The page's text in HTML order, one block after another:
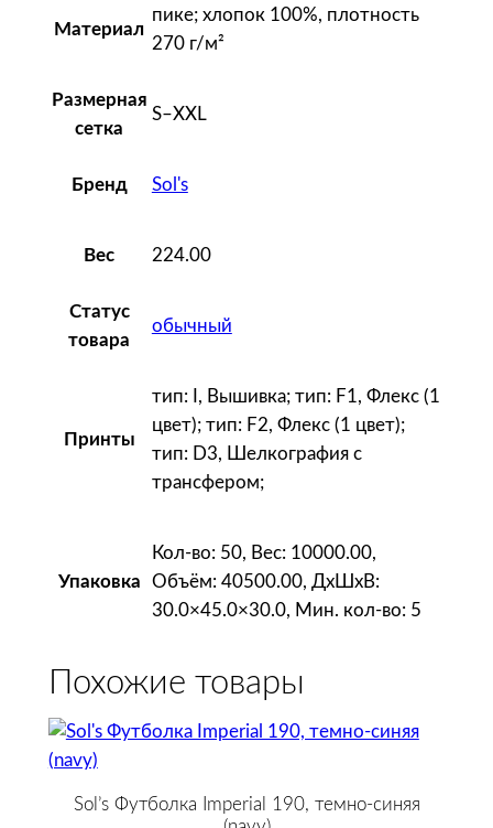
P
c
м
н
Материал
пике; хлопок 100%, плотность
270 г/м²
Размерная
сетка
S–XXL
Бренд Sol's
Вес 224.00
Статус
товара
обычный
Принты
тип: I, Вышивка; тип: F1, Флекс (1
цвет); тип: F2, Флекс (1 цвет);
тип: D3, Шелкография с
трансфером;
Упаковка
Кол-во: 50, Вес: 10000.00,
Объём: 40500.00, ДxШxВ:
30.0×45.0×30.0, Мин. кол-во: 5
Похожие товары
Sol’s Футболка Imperial 190, темно-синяя